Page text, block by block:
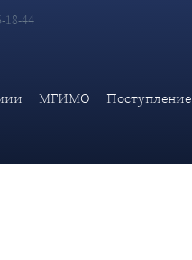
18-44
МГИМО Поступление
профориентация»